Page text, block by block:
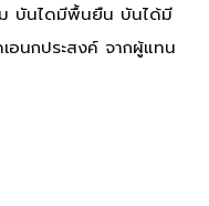
บันไดมีพื้นยืน บันได้มี
อนกประสงค์ จากผู้แทน